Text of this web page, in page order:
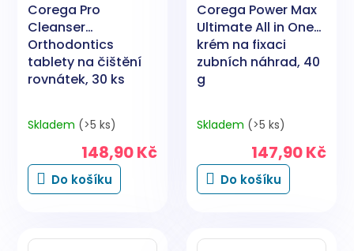
Corega Pro
Cleanser
Orthodontics
tablety na čištění
rovnátek, 30 ks
Skladem (>5 ks)
148,90 Kč
Do košíku
Corega Power Max
Ultimate All in One
krém na fixaci
zubních náhrad, 40
g
Skladem (>5 ks)
147,90 Kč
Do košíku